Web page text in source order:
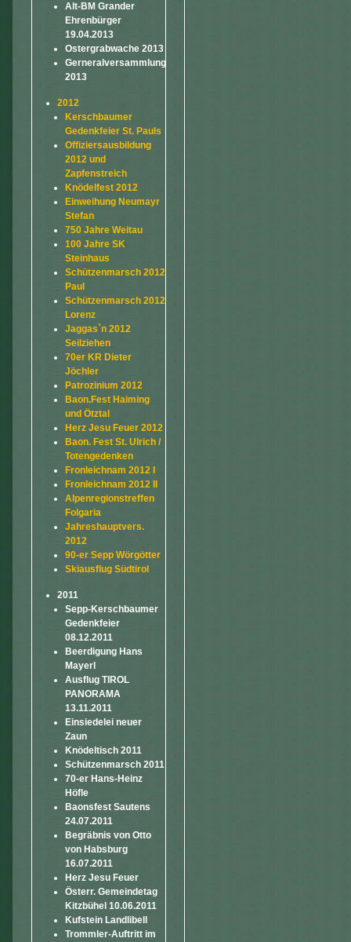
Alt-BM Grander
Ehrenbürger
19.04.2013
Ostergrabwache 2013
Gerneralversammlung
2013
2012
Kerschbaumer
Gedenkfeier St. Pauls
Offiziersausbildung
2012 und
Zapfenstreich
Knödelfest 2012
Einweihung Neumayr
Stefan
750 Jahre Weitau
100 Jahre SK
Steinhaus
Schützenmarsch 2012
Paul
Schützenmarsch 2012
Lorenz
Jaggas`n 2012
Seilziehen
70er KR Dieter
Jöchler
Patrozinium 2012
Baon.Fest Haiming
und Ötztal
Herz Jesu Feuer 2012
Baon. Fest St. Ulrich /
Totengedenken
Fronleichnam 2012 I
Fronleichnam 2012 II
Alpenregionstreffen
Folgaria
Jahreshauptvers.
2012
90-er Sepp Wörgötter
Skiausflug Südtirol
2011
Sepp-Kerschbaumer
Gedenkfeier
08.12.2011
Beerdigung Hans
Mayerl
Ausflug TIROL
PANORAMA
13.11.2011
Einsiedelei neuer
Zaun
Knödeltisch 2011
Schützenmarsch 2011
70-er Hans-Heinz
Höfle
Baonsfest Sautens
24.07.2011
Begräbnis von Otto
von Habsburg
16.07.2011
Herz Jesu Feuer
Österr. Gemeindetag
Kitzbühel 10.06.2011
Kufstein Landlibell
Trommler-Auftritt im